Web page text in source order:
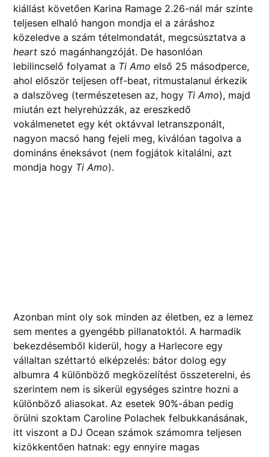
kiállást követően Karina Ramage 2.26-nál már szinte
teljesen elhaló hangon mondja el a záráshoz
közeledve a szám tételmondatát, megcsúsztatva a
heart szó magánhangzóját. De hasonlóan
lebilincselő folyamat a Ti Amo első 25 másodperce,
ahol először teljesen off-beat, ritmustalanul érkezik
a dalszöveg (természetesen az, hogy Ti Amo), majd
miután ezt helyrehúzzák, az ereszkedő
vokálmenetet egy két oktávval letranszponált,
nagyon macsó hang fejeli meg, kiválóan tagolva a
domináns éneksávot (nem fogjátok kitalálni, azt
mondja hogy Ti Amo).
Azonban mint oly sok minden az életben, ez a lemez
sem mentes a gyengébb pillanatoktól. A harmadik
bekezdésemből kiderül, hogy a Harlecore egy
vállaltan széttartó elképzelés: bátor dolog egy
albumra 4 különböző megközelítést összeterelni, és
szerintem nem is sikerül egységes szintre hozni a
különböző aliasokat. Az esetek 90%-ában pedig
örülni szoktam Caroline Polachek felbukkanásának,
itt viszont a DJ Ocean számok számomra teljesen
kizökkentően hatnak: egy ennyire magas